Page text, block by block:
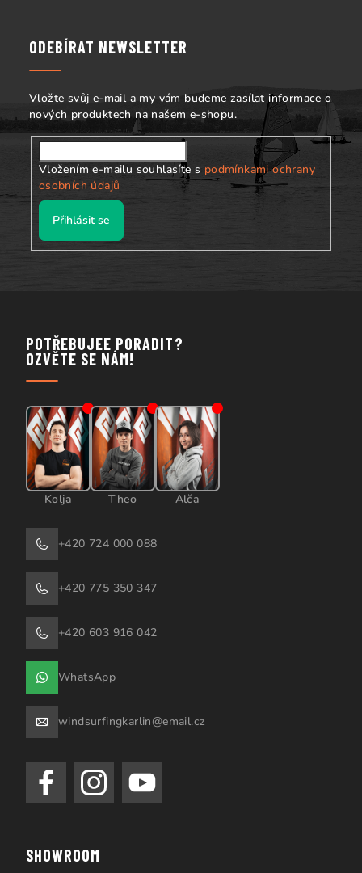
p
i
u
ODEBÍRAT NEWSLETTER
Vložte svůj e-mail a my vám budeme zasílat informace o
nových produktech na našem e-shopu.
Vložením e-mailu souhlasíte s podmínkami ochrany
osobních údajů
Přihlásit se
POTŘEBUJEE PORADIT?
OZVĚTE SE NÁM!
Kolja Theo Alča
+420 724 000 088
+420 775 350 347
+420 603 916 042
WhatsApp
windsurfingkarlin@email.cz
SHOWROOM